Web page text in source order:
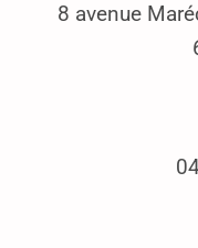
8 avenue